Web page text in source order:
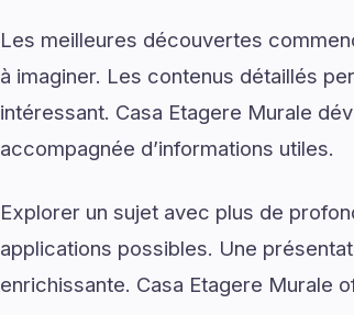
Les meilleures découvertes
à imaginer. Les contenus détaillés
intéressant. Casa Etagere Murale
accompagnée d’informations utiles.
Explorer un sujet avec plus de
applications possibles. Une
enrichissante. Casa Etagere Murale